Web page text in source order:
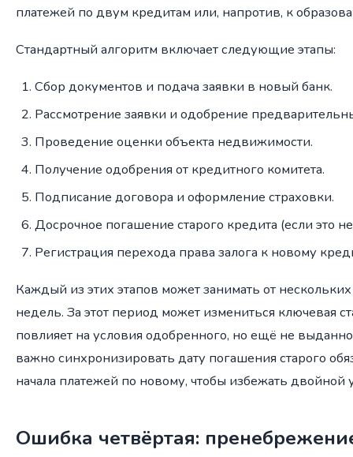
платежей по двум кредитам или, напротив, к
Стандартный алгоритм включает следующие этапы:
Сбор документов и подача заявки в новый банк.
Рассмотрение заявки и одобрение
Проведение оценки объекта недвижимости.
Получение одобрения от кредитного комитета.
Подписание договора и оформление страховки.
Досрочное погашение старого кредита (если это
Регистрация перехода права залога к новому
Каждый из этих этапов может занимать от
недель. За этот период может измениться ключевая
повлияет на условия одобренного, но ещё не
важно синхронизировать дату погашения старого
начала платежей по новому, чтобы избежать двойной
Ошибка четвёртая: